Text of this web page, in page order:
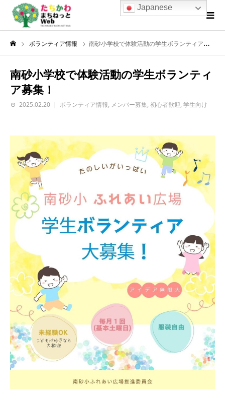
ボランティア情報 南砂小学校で体験活動の学生ボランティア募集！
南砂小学校で体験活動の学生ボランティ
ア募集！
2025.02.20 ボランティア情報, メンバー募集, 初心者歓迎, 学生向け
Japanese